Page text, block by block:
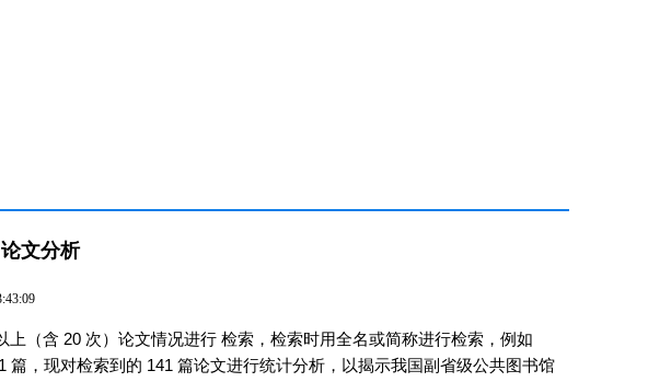
文分析
（含 20 次）论文情况进行 检索，检索时用全名或简称进行检索，例如
篇，现对检索到的 141 篇论文进行统计分析，以揭示我国副省级公共图书馆